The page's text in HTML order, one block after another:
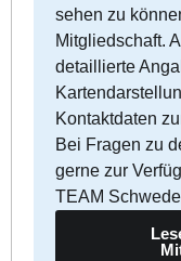
sehen zu
Mitgliedschaft.
detaillierte
Kontaktdaten
Bei Fragen zu
gerne zur
TEAM